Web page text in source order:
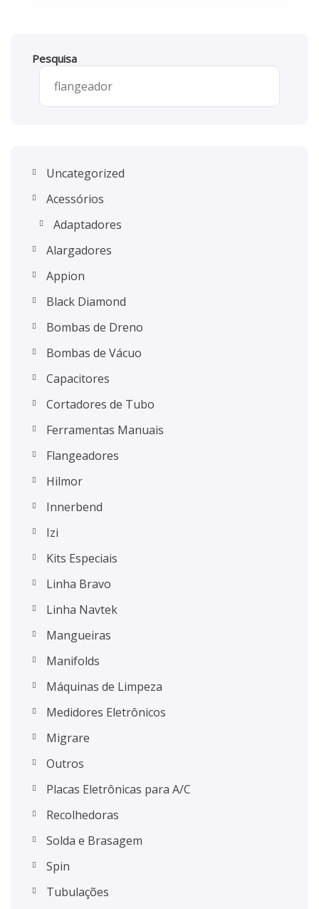
Pesquisa
Uncategorized
Acessórios
Adaptadores
Alargadores
Appion
Black Diamond
Bombas de Dreno
Bombas de Vácuo
Capacitores
Cortadores de Tubo
Ferramentas Manuais
Flangeadores
Hilmor
Innerbend
Izi
Kits Especiais
Linha Bravo
Linha Navtek
Mangueiras
Manifolds
Máquinas de Limpeza
Medidores Eletrônicos
Migrare
Outros
Placas Eletrônicas para A/C
Recolhedoras
Solda e Brasagem
Spin
Tubulações